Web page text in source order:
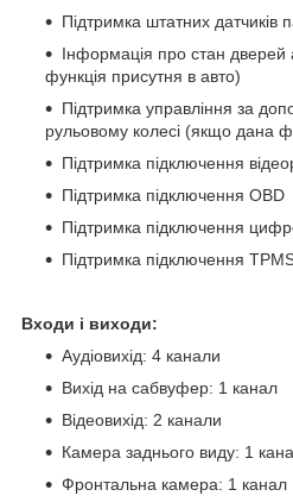
Підтримка штатних датчиків
Інформація про стан
функція присутня в авто)
Підтримка управління за
рульовому колесі (якщо дана
Підтримка підключення
Підтримка підключення OBD
Підтримка підключення
Підтримка підключення
Входи і виходи:
Аудіовихід: 4 канали
Вихід на сабвуфер: 1 канал
Відеовихід: 2 канали
Камера заднього виду: 1
Фронтальна камера: 1 канал